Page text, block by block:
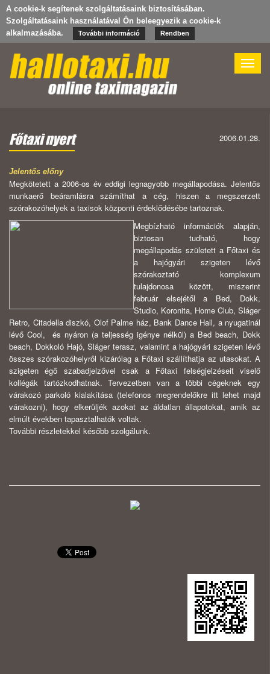
A cookie-k segítenek szolgáltatásaink biztosításában.
Szolgáltatásaink használatával Ön beleegyezik a cookie-k
alkalmazásába.
További információ Rendben
Toggle
Főtaxi nyert 2006.01.28.
Jelentős előny
Megkötetett a 2006-os év eddigi legnagyobb megállapodása. Jelentős
munkaerő beáramlásra számíthat a cég, hiszen a megszerzett
szórakozóhelyek a taxisok központi érdeklődésébe tartoznak.
Megbízható információk alapján,
biztosan tudható, hogy
megállapodás született a Főtaxi és
a hajógyári szigeten lévő
szórakoztató komplexum
tulajdonosa között, miszerint
február elsejétől a Bed, Dokk,
Studio, Koronita, Home Club, Sláger
Retro, Citadella diszkó, Olof Palme ház, Bank Dance Hall, a nyugatinál
lévő Cool, és nyáron (a teljesség igénye nélkül) a Bed beach, Dokk
beach, Dokkoló Hajó, Sláger terasz, valamint a hajógyári szigeten lévő
összes szórakozóhelyről kizárólag a Főtaxi szállíthatja az utasokat. A
szigeten égő szabadjelzővel csak a Főtaxi felségjelzéseit viselő
kollégák tartózkodhatnak. Tervezetben van a többi cégeknek egy
várakozó parkoló kialakítása (telefonos megrendelőkre itt lehet majd
várakozni), hogy elkerüljék azokat az áldatlan állapotokat, amik az
elmúlt években tapasztalhatók voltak.
További részletekkel később szolgálunk.